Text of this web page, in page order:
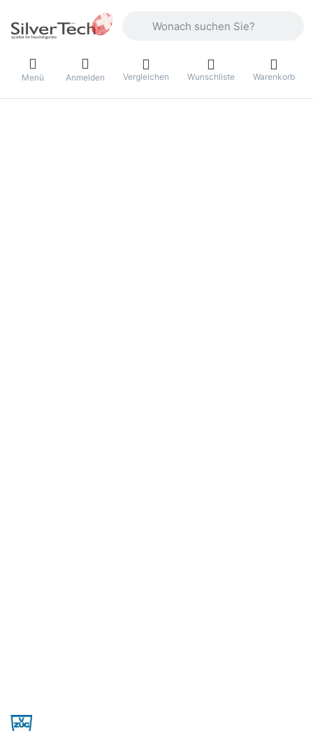
Menü Anmelden Vergleichen Wunschliste Warenkorb